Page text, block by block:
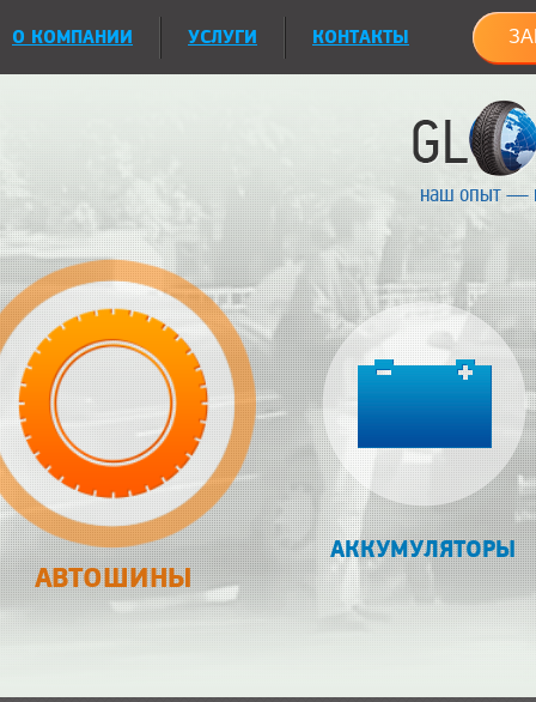
О КОМПАНИИ УСЛУГИ КОНТАКТЫ
наш опыт —
АВТОШИНЫ
АККУМУЛЯТОРЫ